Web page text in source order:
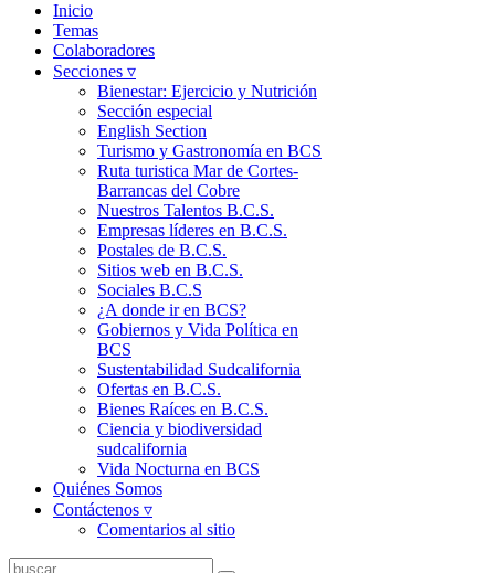
Inicio
Temas
Colaboradores
Secciones ▿
Bienestar: Ejercicio y Nutrición
Sección especial
English Section
Turismo y Gastronomía en BCS
Ruta turistica Mar de Cortes-
Barrancas del Cobre
Nuestros Talentos B.C.S.
Empresas líderes en B.C.S.
Postales de B.C.S.
Sitios web en B.C.S.
Sociales B.C.S
¿A donde ir en BCS?
Gobiernos y Vida Política en
BCS
Sustentabilidad Sudcalifornia
Ofertas en B.C.S.
Bienes Raíces en B.C.S.
Ciencia y biodiversidad
sudcalifornia
Vida Nocturna en BCS
Quiénes Somos
Contáctenos ▿
Comentarios al sitio